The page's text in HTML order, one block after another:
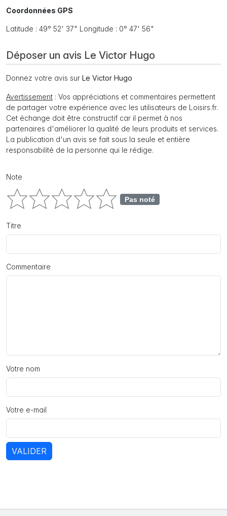
Coordonnées GPS
Latitude : 49° 52' 37" Longitude : 0° 47' 56"
Déposer un avis Le Victor Hugo
Donnez votre avis sur Le Victor Hugo
Avertissement : Vos appréciations et commentaires permettent
de partager votre expérience avec les utilisateurs de Loisirs.fr.
Cet échange doit être constructif car il permet à nos
partenaires d'améliorer la qualité de leurs produits et services.
La publication d'un avis se fait sous la seule et entière
responsabilité de la personne qui le rédige.
Note
Pas noté
Titre
Commentaire
Votre nom
Votre e-mail
VALIDER